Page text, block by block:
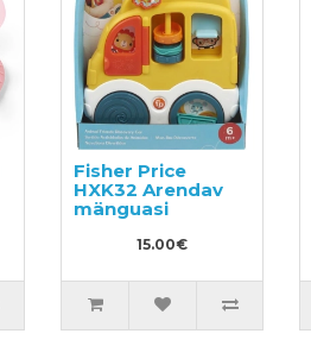
Fisher Price
HXK32 Arendav
mänguasi
15.00€